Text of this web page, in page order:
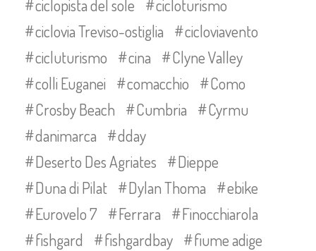
ciclopista del sole
cicloturismo
ciclovia Treviso-ostiglia
cicloviavento
cicluturismo
cina
Clyne Valley
colli Euganei
comacchio
Como
Crosby Beach
Cumbria
Cyrmu
danimarca
dday
Deserto Des Agriates
Dieppe
Duna di Pilat
Dylan Thoma
ebike
Eurovelo 7
Ferrara
Finocchiarola
fishgard
fishgardbay
fiume adige